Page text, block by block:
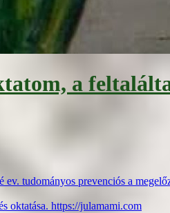
a
tudományos prevenciós a
oktatása. https://julamami.com